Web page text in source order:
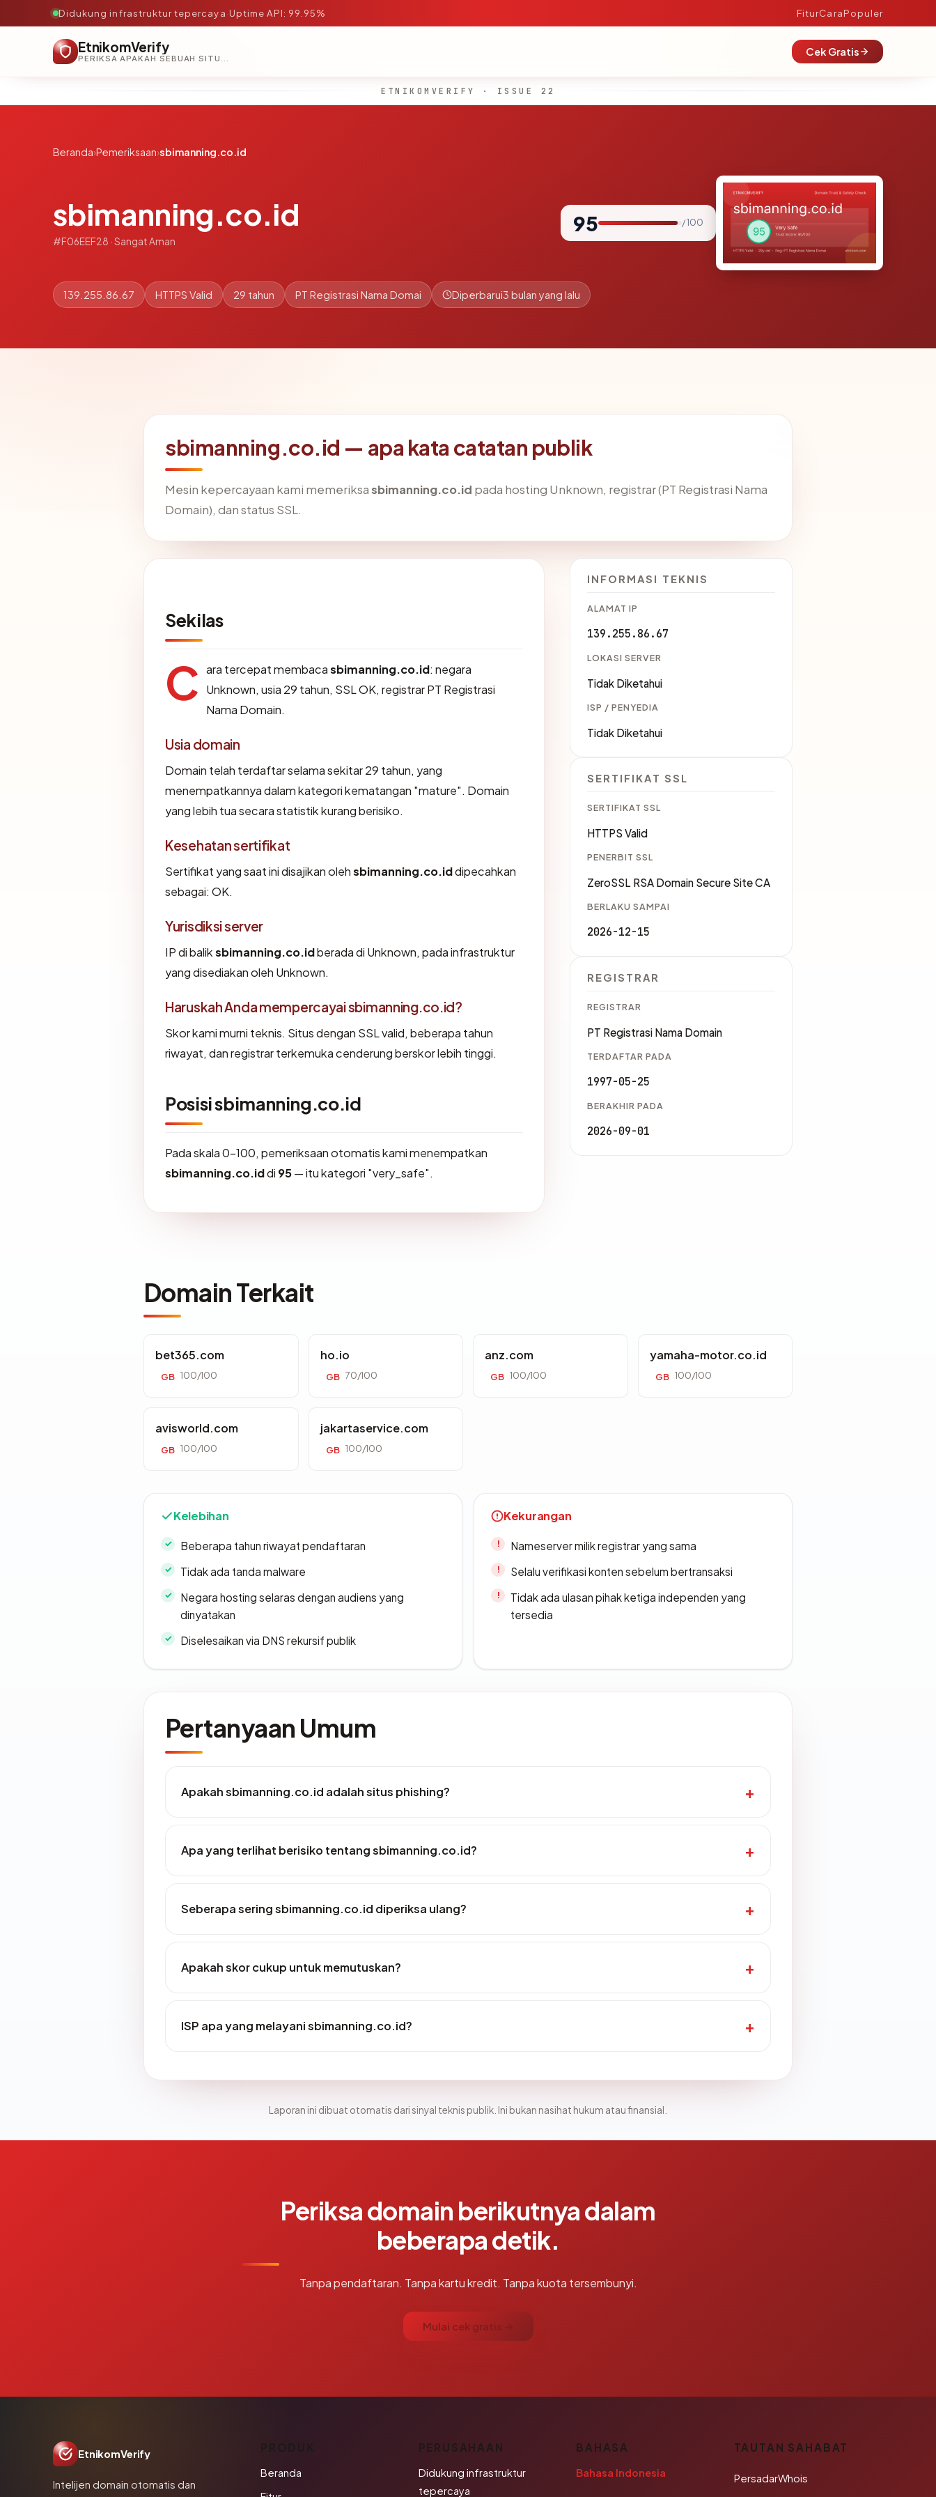
Didukung infrastruktur tepercaya·Uptime API: 99.95% FiturCaraPopuler
EtnikomVerify
PERIKSA APAKAH SEBUAH SITUS AMAN, TEPERCAYA, DAN TERVERIFIKASI DALAM HITUNGAN DETIK.
Cek Gratis
ETNIKOMVERIFY · ISSUE 22
Beranda›Pemeriksaan›sbimanning.co.id
sbimanning.co.id
#F06EEF28 · Sangat Aman
95 / 100
139.255.86.67 HTTPS Valid 29 tahun PT Registrasi Nama Domai Diperbarui3 bulan yang lalu
sbimanning.co.id — apa kata catatan publik
Mesin kepercayaan kami memeriksasbimanning.co.id pada hosting Unknown, registrar (PT Registrasi Nama
Domain), dan status SSL.
Sekilas
C ara tercepat membacasbimanning.co.id: negara
Unknown, usia 29 tahun, SSL OK, registrar PT Registrasi
Nama Domain.
Usia domain
Domain telah terdaftar selama sekitar 29 tahun, yang
menempatkannya dalam kategori kematangan "mature". Domain
yang lebih tua secara statistik kurang berisiko.
Kesehatan sertifikat
Sertifikat yang saat ini disajikan olehsbimanning.co.iddipecahkan
sebagai: OK.
Yurisdiksi server
IP di baliksbimanning.co.idberada di Unknown, pada infrastruktur
yang disediakan oleh Unknown.
Haruskah Anda mempercayai sbimanning.co.id?
Skor kami murni teknis. Situs dengan SSL valid, beberapa tahun
riwayat, dan registrar terkemuka cenderung berskor lebih tinggi.
Posisi sbimanning.co.id
Pada skala 0-100, pemeriksaan otomatis kami menempatkan
sbimanning.co.iddi 95— itu kategori "very_safe".
INFORMASI TEKNIS
ALAMAT IP
139.255.86.67
LOKASI SERVER
Tidak Diketahui
ISP / PENYEDIA
Tidak Diketahui
SERTIFIKAT SSL
SERTIFIKAT SSL
HTTPS Valid
PENERBIT SSL
ZeroSSL RSA Domain Secure Site CA
BERLAKU SAMPAI
2026-12-15
REGISTRAR
REGISTRAR
PT Registrasi Nama Domain
TERDAFTAR PADA
1997-05-25
BERAKHIR PADA
2026-09-01
Domain Terkait
bet365.com
GB 100/100
ho.io
GB 70/100
anz.com
GB 100/100
yamaha-motor.co.id
GB 100/100
avisworld.com
GB 100/100
jakartaservice.com
GB 100/100
Kelebihan
Beberapa tahun riwayat pendaftaran
Tidak ada tanda malware
Negara hosting selaras dengan audiens yang
dinyatakan
Diselesaikan via DNS rekursif publik
Kekurangan
Nameserver milik registrar yang sama
Selalu verifikasi konten sebelum bertransaksi
Tidak ada ulasan pihak ketiga independen yang
tersedia
Pertanyaan Umum
Apakah sbimanning.co.id adalah situs phishing?
Apa yang terlihat berisiko tentang sbimanning.co.id?
Seberapa sering sbimanning.co.id diperiksa ulang?
Apakah skor cukup untuk memutuskan?
ISP apa yang melayani sbimanning.co.id?
Laporan ini dibuat otomatis dari sinyal teknis publik. Ini bukan nasihat hukum atau finansial.
Periksa domain berikutnya dalam
beberapa detik.
Tanpa pendaftaran. Tanpa kartu kredit. Tanpa kuota tersembunyi.
Mulai cek gratis →
EtnikomVerify
Intelijen domain otomatis dan
PRODUK
Beranda
PERUSAHAAN
Didukung infrastruktur
tepercaya
BAHASA
Bahasa Indonesia
TAUTAN SAHABAT
PersadarWhois